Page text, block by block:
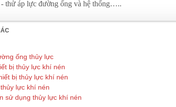
thử áp lực đường ống và hệ thống…..
ống thủy lực
bị thủy lực khí nén
bị thủy lực khí nén
lực khí nén
sử dụng thủy lực khí nén